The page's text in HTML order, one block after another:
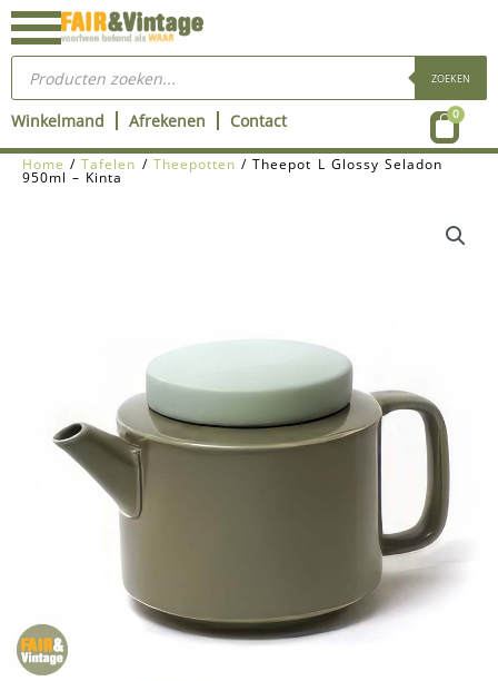
Ga
naar
inhoud
Producten
zoeken ZOEKEN
Winkelmand Afrekenen Contact 0
Home /Tafelen / Theepotten / Theepot L Glossy Seladon
950ml – Kinta